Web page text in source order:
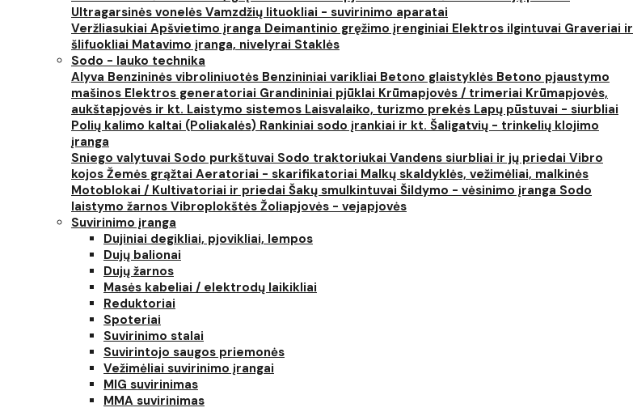
Ultragarsinės vonelės Vamzdžių lituokliai - suvirinimo aparatai
Veržliasukiai Apšvietimo įranga Deimantinio gręžimo įrenginiai Elektros ilgintuvai Graveriai ir
šlifuokliai Matavimo įranga, nivelyrai Staklės
Sodo - lauko technika
Alyva Benzininės vibroliniuotės Benzininiai varikliai Betono glaistyklės Betono pjaustymo
mašinos Elektros generatoriai Grandininiai pjūklai Krūmapjovės / trimeriai Krūmapjovės,
aukštapjovės ir kt. Laistymo sistemos Laisvalaiko, turizmo prekės Lapų pūstuvai - siurbliai
Polių kalimo kaltai (Poliakalės) Rankiniai sodo įrankiai ir kt. Šaligatvių - trinkelių klojimo
įranga
Sniego valytuvai Sodo purkštuvai Sodo traktoriukai Vandens siurbliai ir jų priedai Vibro
kojos Žemės grąžtai Aeratoriai - skarifikatoriai Malkų skaldyklės, vežimėliai, malkinės
Motoblokai / Kultivatoriai ir priedai Šakų smulkintuvai Šildymo - vėsinimo įranga Sodo
laistymo žarnos Vibroplokštės Žoliapjovės - vejapjovės
Suvirinimo įranga
Dujiniai degikliai, pjovikliai, lempos
Dujų balionai
Dujų žarnos
Masės kabeliai / elektrodų laikikliai
Reduktoriai
Spoteriai
Suvirinimo stalai
Suvirintojo saugos priemonės
Vežimėliai suvirinimo įrangai
MIG suvirinimas
MMA suvirinimas